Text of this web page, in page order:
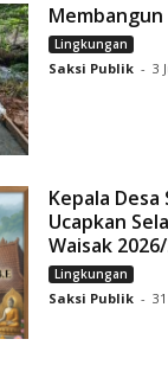
Membangun
Lingkungan
Saksi Publik - 3
Kepala
Ucapkan
Waisak
Lingkungan
Saksi Publik -